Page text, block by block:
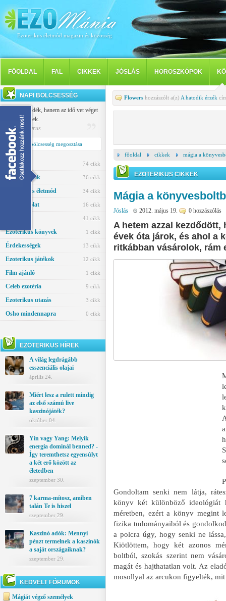
Ezoterikus életmód magazin és közösség
FÖOLDAL FAL CIKKEK JÓSLÁS HOROSZKÓPOK
NAPI BÖLCSESSÉG
Nem a szándék, hanem az idő vet véget
a szerelemnek.
Publilius Syrus
Napi bölcsesség megosztása
Jóslás 74 cikk
Horoszkópok 36 cikk
Egészség és életmód 34 cikk
Párkapcsolat 16 cikk
41 cikk
Ezoterikus könyvek 1 cikk
Érdekességek 13 cikk
Ezoterikus játékok 12 cikk
Film ajánló 1 cikk
Celeb ezotéria 9 cikk
Ezoterikus utazás 3 cikk
Osho mindennapra 0 cikk
EZOTERIKUS HÍREK
A világ legdrágább
esszenciális olajai
április 24.
Miért lesz a rulett mindig
az első számú live
kaszinójáték?
október 04.
Yin vagy Yang: Melyik
energia dominál benned? -
Így teremthetsz egyensúlyt
a két erő között az
életedben
szeptember 30.
7 karma-mítosz, amiben
talán Te is hiszel
szeptember 29.
Kaszinó adók: Mennyi
pénzt termelnek a kaszinók
a saját országaiknak?
szeptember 29.
KEDVELT FÓRUMOK
Mágiát végző személyek
Flowers hozzászólt a(z) A hatodik érzék
főoldal cikkek mágia a
EZOTERIKUS CIKKEK
Mágia a
Jóslás 2012. május 19. 0 hozzászólás
A hetem azzal
évek óta járok, és ahol a
ritkábban vásárolok, rám
Gondoltam senki nem látja,
könyv két különböző ideológiát
méretben, ezért a könyv megint
fizika tudományaiból és
a polcra úgy, hogy senki ne
Kiötlöttem, hogy két azonos
boltból, szokás szerint nem
magát és hajthatatlan volt. Az
mosollyal az arcukon figyelték, mit